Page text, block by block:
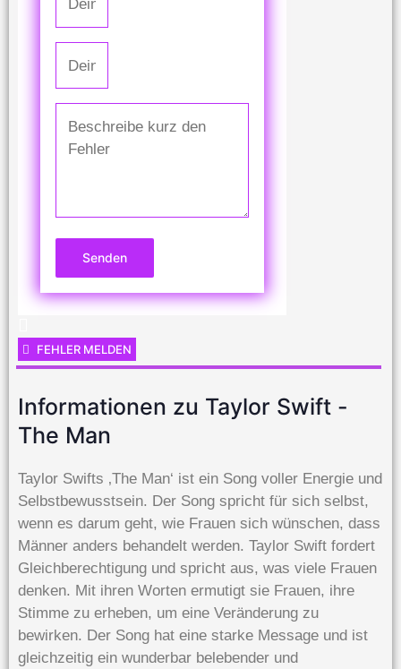
Senden
FEHLER MELDEN
Informationen zu Taylor Swift -
The Man
Taylor Swifts ‚The Man‘ ist ein Song voller Energie und
Selbstbewusstsein. Der Song spricht für sich selbst,
wenn es darum geht, wie Frauen sich wünschen, dass
Männer anders behandelt werden. Taylor Swift fordert
Gleichberechtigung und spricht aus, was viele Frauen
denken. Mit ihren Worten ermutigt sie Frauen, ihre
Stimme zu erheben, um eine Veränderung zu
bewirken. Der Song hat eine starke Message und ist
gleichzeitig ein wunderbar belebender und